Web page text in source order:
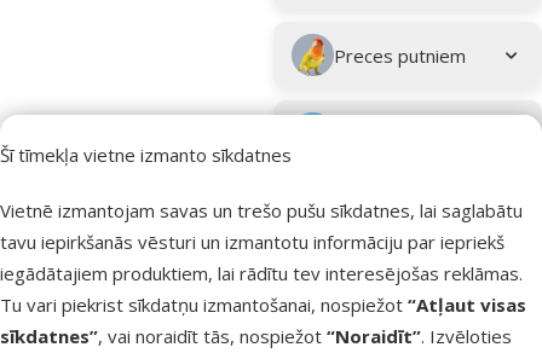
Šī tīmekļa vietne izmanto sīkdatnes
Vietnē izmantojam savas un trešo pušu sīkdatnes, lai saglabātu
tavu iepirkšanās vēsturi un izmantotu informāciju par iepriekš
iegādātajiem produktiem, lai rādītu tev interesējošas reklāmas.
Tu vari piekrist sīkdatņu izmantošanai, nospiežot “Atļaut visas
sīkdatnes”, vai noraidīt tās, nospiežot “Noraidīt”. Izvēloties
Preces putniem
Preces
eksotiskajiem
Filtrs
Kampaņa: Vasara
turpinās – atlaides katrai
gaumei!